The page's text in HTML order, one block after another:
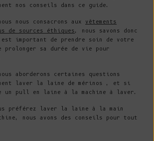
nos conseils dans ce guide.
nous consacrons aux vêtements
de sources éthiques, nous savons donc
important de prendre soin de votre
prolonger sa durée de vie pour
aborderons certaines questions
laver la laine de mérinos , et si
un pull en laine à la machine à laver.
préférez laver la laine à la main
nous avons des conseils pour tout